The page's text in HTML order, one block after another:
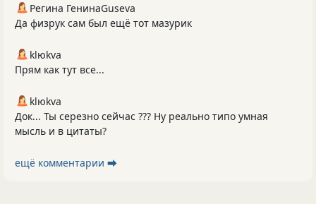
Регина ГенинаGuseva
Да физрук сам был ещё тот мазурик
klюkva
Прям как тут все...
klюkva
Док... Ты серезно сейчас ??? Ну реально типо умная
мысль и в цитаты?
ещё комментарии ⮕